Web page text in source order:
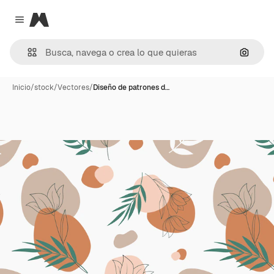
Close menu
Magnific
Inicio/stock/Vectores/Diseño de patrones d…